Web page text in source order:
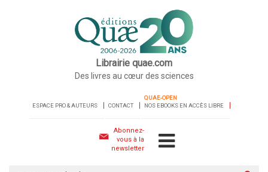
Librairie quae.com
Des livres au cœur des sciences
ESPACE PRO & AUTEURS CONTACT
QUAE-OPEN
NOS EBOOKS EN ACCÈS LIBRE
Abonnez-
vous à la
newsletter